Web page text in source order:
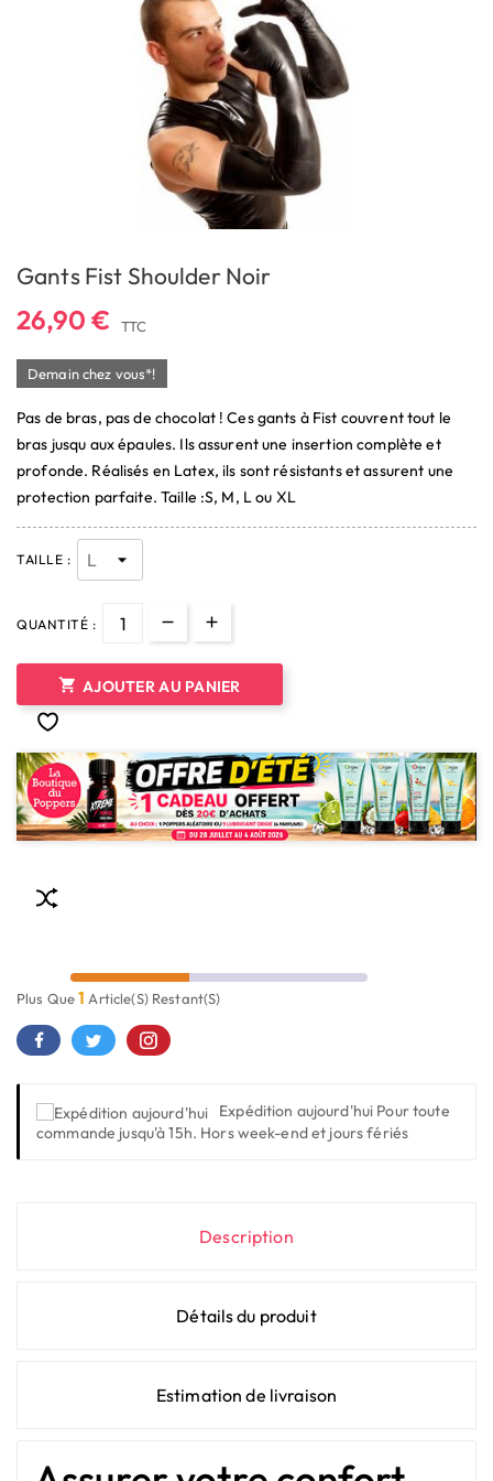
Gants Fist Shoulder Noir
26,90 € TTC
Demain chez vous*!
Pas de bras, pas de chocolat ! Ces gants à Fist couvrent tout le
bras jusqu aux épaules. Ils assurent une insertion complète et
profonde. Réalisés en Latex, ils sont résistants et assurent une
protection parfaite. Taille :S, M, L ou XL
TAILLE :
QUANTITÉ :
 AJOUTER AU PANIER
Plus Que1 Article(s) Restant(s)
Expédition aujourd'hui Pour toute
commande jusqu'à 15h. Hors week-end et jours fériés
Description
Détails du produit
Estimation de livraison